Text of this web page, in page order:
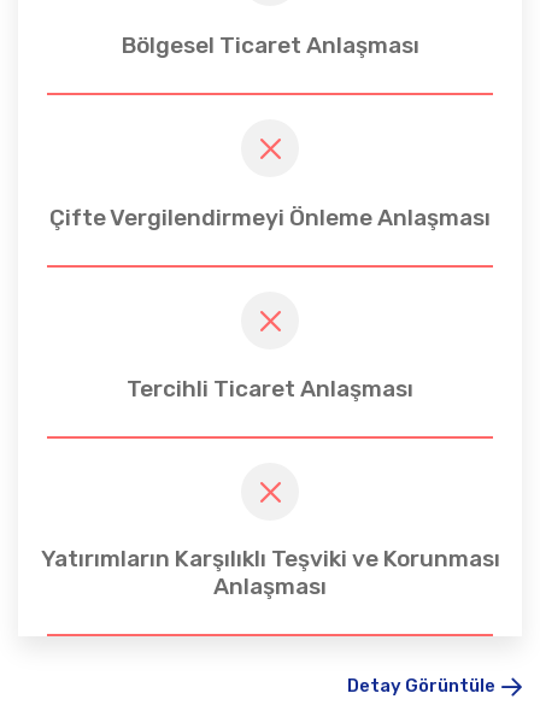
Bölgesel Ticaret Anlaşması
Çifte Vergilendirmeyi Önleme Anlaşması
Tercihli Ticaret Anlaşması
Yatırımların Karşılıklı Teşviki ve Korunması
Anlaşması
Detay Görüntüle